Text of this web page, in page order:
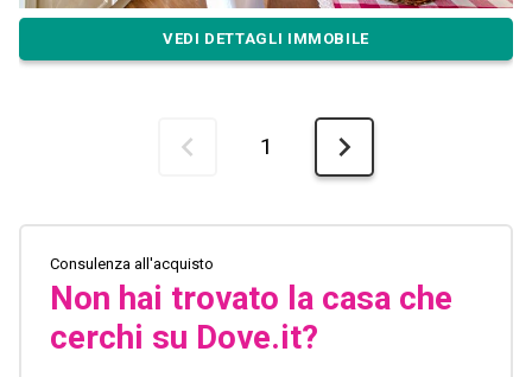
VEDI DETTAGLI IMMOBILE
1
Consulenza all'acquisto
Non hai trovato la casa che
cerchi su Dove.it?